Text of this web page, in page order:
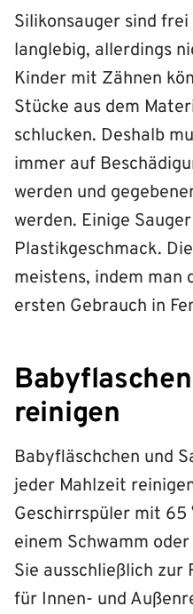
Silikonsauger sind
langlebig, allerdings
Kinder mit Zähnen
Stücke aus dem
schlucken. Deshalb
immer auf
werden und
werden. Einige
Plastikgeschmack.
meistens, indem man
ersten Gebrauch in
reinigen
Babyfläschchen und
jeder Mahlzeit
Geschirrspüler mit 65
einem Schwamm
Sie ausschließlich zur
für Innen- und